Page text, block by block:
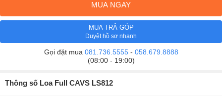
MUA NGAY
MUA TRẢ GÓP
Duyệt hồ sơ nhanh
Gọi đặt mua 081.736.5555- 058.679.8888
(08:00 - 19:00)
Thông số Loa Full CAVS LS812